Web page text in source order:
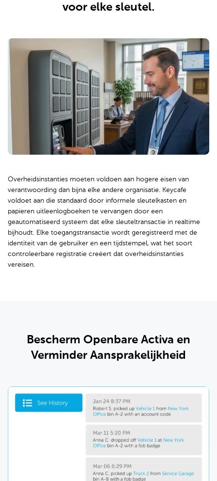
voor elke sleutel.
Overheidsinstanties moeten voldoen aan hogere eisen van
verantwoording dan bijna elke andere organisatie. Keycafe
voldoet aan die standaard door informele sleutelkasten en
papieren uitleenlogboeken te vervangen door een
geautomatiseerd systeem dat elke sleuteltransactie in realtime
bijhoudt. Elke toegangstransactie wordt geregistreerd met de
identiteit van de gebruiker en een tijdstempel, wat het soort
controleerbare registratie creëert dat overheidsinstanties
vereisen.
Bescherm Openbare Activa en
Verminder Aansprakelijkheid